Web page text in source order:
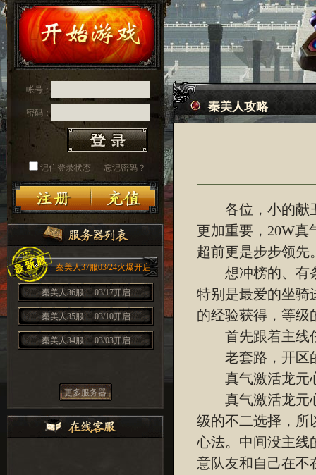
帐号：
密码：
记住登录状态 忘记密码？
秦美人37服03/24火爆开启
秦美人36服 03/17开启
秦美人35服 03/10开启
秦美人34服 03/03开启
更多服务器
秦美人攻略
各位，小的献丑
更加重要，20W真
超前更是步步领先
想冲榜的、有条
特别是最爱的坐骑
的经验获得，等级
首先跟着主线
老套路，开区的
真气激活龙元心
真气激活龙元心
级的不二选择，所
心法。中间没主线
意队友和自己在不